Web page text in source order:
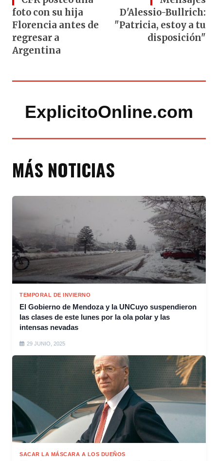
foto con su hija
Florencia antes de
regresar a
Argentina
D'Alessio-Bullrich:
"Patricia, estoy a tu
disposición"
ExplicitoOnline.com
MÁS NOTICIAS
TEMPORAL DE INVIERNO
El Gobierno de Mendoza y la UNCuyo suspendieron
las clases de este lunes por la ola polar y las
intensas nevadas
29 JUNIO, 2025
SACAR LA MÁSCARA A LOS DUEÑOS